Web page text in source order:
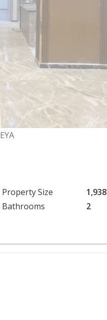
Property Size
Bathrooms
2